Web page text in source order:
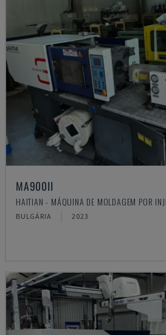
MA900ІІ
HAITIAN - MÁQUINA DE MOLDAGEM POR
BULGÁRIA 2023